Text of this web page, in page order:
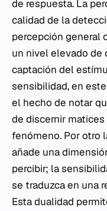
de respuesta. La
calidad de la
percepción general
un nivel elevado de
captación del
sensibilidad, en
el hecho de notar
de discernir
fenómeno. Por otro
añade una
percibir; la
se traduzca en una
Esta dualidad